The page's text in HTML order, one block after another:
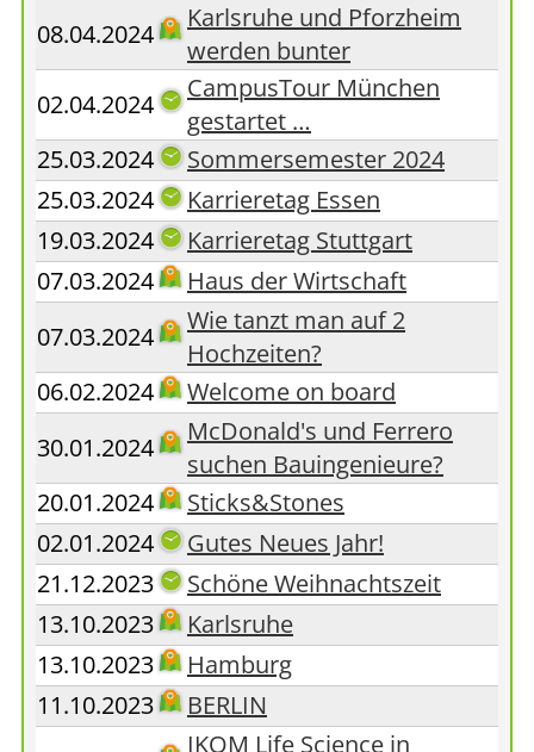
08.04.2024
Karlsruhe und Pforzheim
werden bunter
02.04.2024
CampusTour München
gestartet …
25.03.2024
Sommersemester 2024
25.03.2024
Karrieretag Essen
19.03.2024
Karrieretag Stuttgart
07.03.2024
Haus der Wirtschaft
07.03.2024
Wie tanzt man auf 2
Hochzeiten?
06.02.2024
Welcome on board
30.01.2024
McDonald's und Ferrero
suchen Bauingenieure?
20.01.2024
Sticks&Stones
02.01.2024
Gutes Neues Jahr!
21.12.2023
Schöne Weihnachtszeit
13.10.2023
Karlsruhe
13.10.2023
Hamburg
11.10.2023
BERLIN
IKOM Life Science in